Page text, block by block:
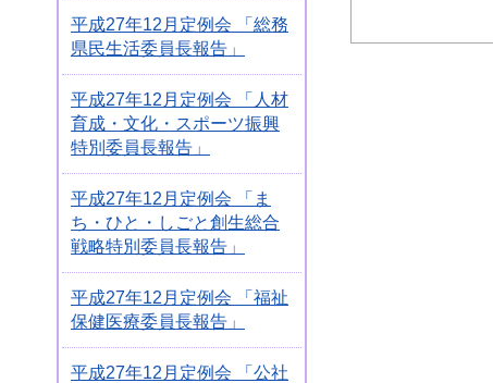
平成27年12月定例会 「総務
県民生活委員長報告」
平成27年12月定例会 「人材
育成・文化・スポーツ振興
特別委員長報告」
平成27年12月定例会 「ま
ち・ひと・しごと創生総合
戦略特別委員長報告」
平成27年12月定例会 「福祉
保健医療委員長報告」
平成27年12月定例会 「公社